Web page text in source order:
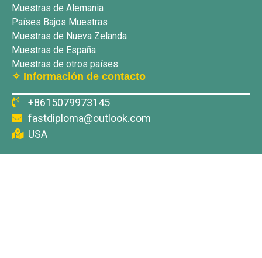
Muestras de Alemania
Países Bajos Muestras
Muestras de Nueva Zelanda
Muestras de España
Muestras de otros países
✧ Información de contacto
+8615079973145
fastdiploma@outlook.com
USA